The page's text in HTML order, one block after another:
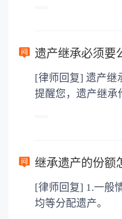
要缴纳公证费，具体如下： 1.
3. 印花税：按房屋评
地增值税：按房价1%缴纳 5. 房
遗产继承必须要
[律师回复] 遗产继承不是必须要公证。法律快车
提醒您，遗产继承
下都是不需要公
以防对财产继承发
公证。
继承遗产的份额
[律师回复] 1.一般情况下，同一顺序的各继承人
均等分配遗产。 2.同一顺序继承人继承遗产